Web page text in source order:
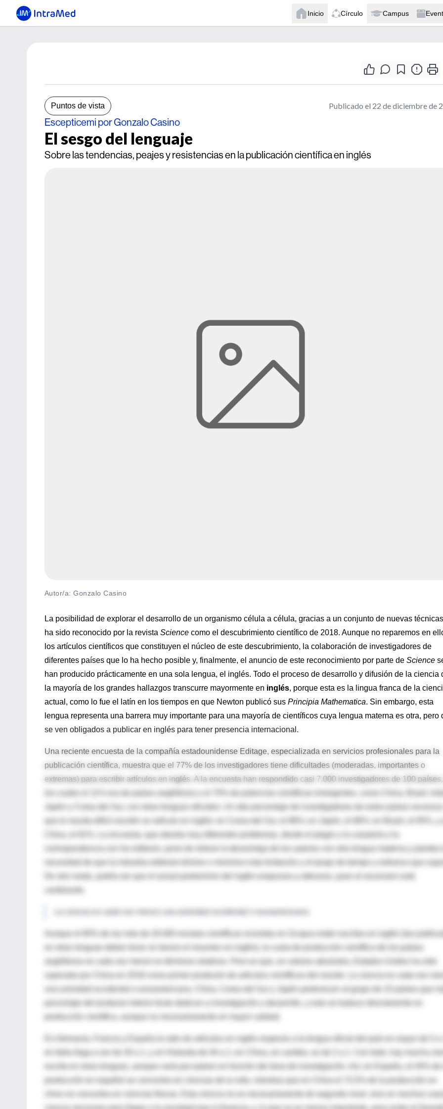
Inicio Círculo Campus
Puntos de vista Publicado el 22 de diciembre de
Escepticemi por Gonzalo Casino
El sesgo del lenguaje
Sobre las tendencias, peajes y resistencias en la publicación científica en inglés
Autor/a: Gonzalo Casino
La posibilidad de explorar el desarrollo de un organismo célula a célula, gracias a un conjunto de nuevas
ha sido reconocido por la revista Science como el descubrimiento científico de 2018. Aunque no reparemos en
los artículos científicos que constituyen el núcleo de este descubrimiento, la colaboración de investigadores de
diferentes países que lo ha hecho posible y, finalmente, el anuncio de este reconocimiento por parte de Science
han producido prácticamente en una sola lengua, el inglés. Todo el proceso de desarrollo y difusión de la ciencia
la mayoría de los grandes hallazgos transcurre mayormente en inglés, porque esta es la lingua franca de la
actual, como lo fue el latín en los tiempos en que Newton publicó sus Principia Mathematica. Sin embargo, esta
lengua representa una barrera muy importante para una mayoría de científicos cuya lengua materna es otra, pero
se ven obligados a publicar en inglés para tener presencia internacional.
Una reciente encuesta de la compañía estadounidense Editage, especializada en servicios profesionales para la
publicación científica, muestra que el 77% de los investigadores tiene dificultades (moderadas, importantes o
extremas) para escribir artículos en inglés. A la encuesta han respondido casi 7.000 investigadores de 100
los cuales el 11% era de países anglófonos y el 70% de potencias científicas emergentes, como China, Brasil,
Japón y Corea del Sur, con otras lenguas oficiales. Un alto porcentaje de investigadores de estos países reconoce
que le resulta difícil escribir un artículo en inglés: en Corea del Sur, el 88%; en Japón, el 86%; en Brasil, el 85%, y
China, el 81%. La encuesta, que aborda muy diferentes problemas, desde el plagio y la coautoría a la
correspondencia con los editores, pone de relieve la desventaja de los autores con otra lengua materna y plantea
necesidad de que la industria editorial elimine o minimice esta limitación y el peaje de tiempo y esfuerzo que
De otro modo, podría ser que el actual predominio del inglés empezara a alterarse, pues el escenario está
Aunque el 80% de las más de 20.000 revistas científicas incluidas en Scopus están escritas en inglés (las
en otras lenguas deben tener al menos el resumen en inglés), la cuota de producción científica de los países
anglófonos es cada vez menor en términos relativos. Pero es que, en valores absolutos, Estados Unidos ha sido
superado por China en 2018 como primer productor de artículos científicos del mundo. La ciencia es cada vez
una actividad occidental o euroamericana. China, Corea del Sur y Japón pertenecen al grupo de 15 países que
porcentaje del producto interior bruto dedican a investigación y desarrollo, y esto se traduce directamente en
producción científica, aunque no necesariamente en mayor calidad.
En Alemania, Francia y España la ratio de artículos en inglés respecto a la lengua oficial del país es mayor de 5 a
en Italia llega a ser de 30 a 1, y en Holanda de 40 a 1; en China, en cambio, es de 2 a 1. Con todo, hay mucha
escrita en otras lenguas, aunque varía por países en función del área de investigación. Así, en España, el 44% de
producción en español se concentra en ciencias de la vida, mientras que en China el 72,5% de la producción en
chino se concentra en ciencias físicas. Esta ciencia no es necesariamente de segundo nivel, sino en muchos